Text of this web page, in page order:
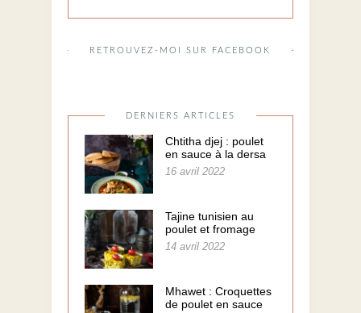
RETROUVEZ-MOI SUR FACEBOOK
DERNIERS ARTICLES
Chtitha djej : poulet
en sauce à la dersa
16 avril 2022
Tajine tunisien au
poulet et fromage
14 avril 2022
Mhawet : Croquettes
de poulet en sauce